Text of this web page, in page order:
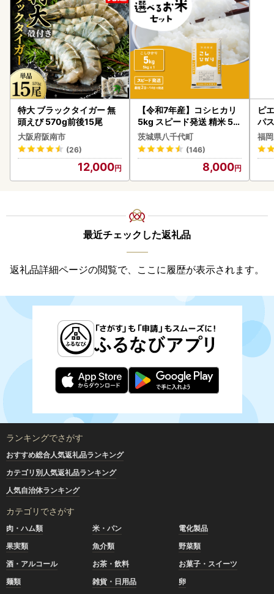
特大 ブラックタイガー 無
頭えび 570g前後15尾
大阪府阪南市
(26)
12,000
【令和7年産】コシヒカリ
5kg スピード発送 精米 5k
g x 1袋 白米 茨城県 八千代
町
茨城県八千代町
(146)
8,000
ピ
パ
福
最近チェックした返礼品
返礼品詳細ページの閲覧で、ここに履歴が表示されます。
ランキングでさがす
おすすめ総合人気返礼品ランキング
カテゴリ別人気返礼品ランキング
人気自治体ランキング
カテゴリでさがす
肉・ハム類 米・パン
電化製品
果実類
魚介類
野菜類
酒・アルコール
お茶・飲料
お菓子・スイーツ
麺類
雑貨・日用品
卵